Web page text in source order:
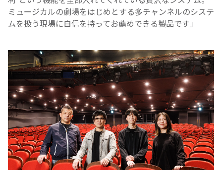
ミュージカルの劇場をはじめとする多チャンネルのシステ
ムを扱う現場に自信を持ってお薦めできる製品です」